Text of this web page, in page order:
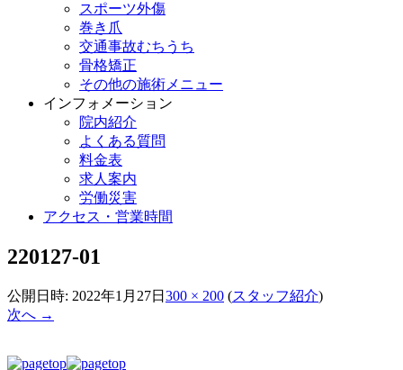
スポーツ外傷
巻き爪
交通事故むちうち
骨格矯正
その他の施術メニュー
インフォメーション
院内紹介
よくある質問
料金表
求人案内
労働災害
アクセス・営業時間
220127-01
公開日時: 2022年1月27日 300 × 200 (スタッフ紹介)
次へ →